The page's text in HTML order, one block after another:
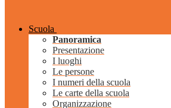
Scuola
Panoramica
Presentazione
I luoghi
Le persone
I numeri della scuola
Le carte della scuola
Organizzazione